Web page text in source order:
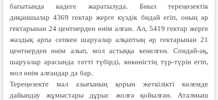
бағытында кәдеге жаратылуда. Биыл тереңөзектік
диқаншылар 4369 гектар жерге күздік бидай егіп, оның әр
гектарынан 24 центнерден өнім алған. Ал, 5419 гектар жерге
жаздық арпа сепкен шаруалар алқаптың әр гектарынан 21
центнерден өнім алып, мол астыққа кенелген. Сондай-ақ,
шаруалар арасында тәтті түбірді, көкөністің түр-түрін егіп,
мол өнім алғандар да бар.
Тереңөзекте мал азығының қорын жеткілікті көлемде
дайындау жұмыстары дұрыс жолға қойылған. Аталмыш